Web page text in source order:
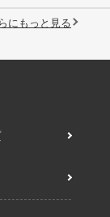
にもっと見る